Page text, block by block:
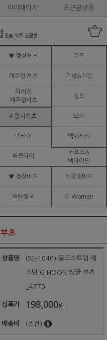
마이페이지 최근본상품
♥ 정장셔츠 슈즈
캐주얼 셔츠 가방&지갑
화려한
캐주얼셔츠
벨트
# 망사셔츠 모자
넥타이 액세서리
루프타이
커프스&
넥타이핀
♥ 정장바지 캐주얼바지
원단정보 ♡ Woman
부츠
상품명 (SE/1046) 뭉크스트랩 웨
스턴 G.HOON 앵글 부츠
_4776
상품가 198,000원
배송비 (조건)